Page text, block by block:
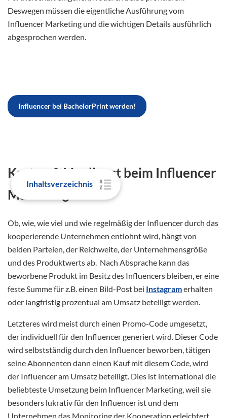
Inhaltsverzeichnis
Deswegen müssen die eigentliche Ausführung vom
Influencer Marketing und die wichtigen Details ausführlich
abgesprochen werden.
Influencer bei BachelorPrint werden!
Kosten & Verdienst beim Influencer
Marketing
Ob, wie, wie viel und wie regelmäßig der Influencer durch das
kooperierende Unternehmen entlohnt wird, hängt von
beiden Parteien, der Reichweite, der Unternehmensgröße
und des Produktwerts ab. Nach Absprache kann das
beworbene Produkt im Besitz des Influencers bleiben, er eine
feste Summe für z.B. einen Bild-Post bei Instagramerhalten
oder langfristig prozentual am Umsatz beteiligt werden.
Letzteres wird meist durch einen Promo-Code umgesetzt,
der individuell für den Influencer generiert wird. Dieser Code
wird selbstständig durch den Influencer beworben, tätigen
seine Abonnenten dann einen Kauf mit diesem Code, wird
der Influencer am Umsatz beteiligt. Dies ist international die
beliebteste Umsetzung beim Influencer Marketing, weil sie
besonders lukrativ für den Influencer ist und dem
Unternehmen das Monitoring der Kooperation erleichtert.